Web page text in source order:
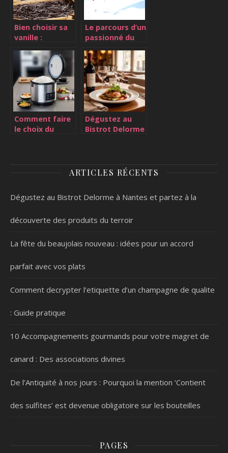
Bien choisir sa
vanille :
Le parcours d’un
passionné du
Comment faire
le choix du
Dégustez au
Bistrot Delorme
produits du
ARTICLES RÉCENTS
Dégustez au Bistrot Delorme à Nantes et partez à la
découverte des produits du terroir
La fête du beaujolais nouveau : idées pour un accord
parfait avec vos plats
Comment decrypter l’etiquette d’un champagne de qualite
: Guide pratique
10 Accompagnements gourmands pour votre magret de
canard : Des associations divines
De l’Antiquité à nos jours : Pourquoi la mention ‘Contient
des sulfites’ est devenue obligatoire sur les bouteilles
PAGES